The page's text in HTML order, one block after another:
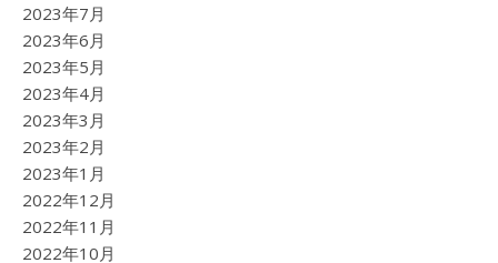
2023年7月
2023年6月
2023年5月
2023年4月
2023年3月
2023年2月
2023年1月
2022年12月
2022年11月
2022年10月